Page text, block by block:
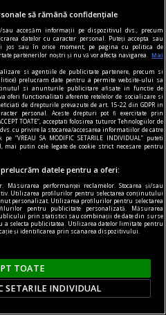
arestat; acum, trebuie
ironică de destinul
înainte cu „semi-
să rămână confidențiale
sau accesăm informații pe dispozitivul dvs., precum
datelor cu caracter personal. Puteți accepta sau
jos sau în orice moment, pe pagina cu politica de
partenerilor noștri și nu vă vor afecta navigarea.
Mai
si agentiile de publicitate partenere, precum si
prelucram date pentru a permite website-ului sa
si anunturile publicitare afisate in functie de
oferi functionalitati aferente retelelor de socializare si
de drepturile prevazute de art. 15-22 din GDPR in
personal. Aceste drepturi pot fi exercitate prin
TOATE”, acceptati folosirea tuturor Tehnologiilor de
cu privire la stocarea/accesarea informatiilor de catre
“VREAU SA MODIFIC SETARILE INDIVIDUAL” puteti
putin cele legate de cookie strict necesare pentru
datele pentru a oferi:
Măsurarea performanței reclamelor. Stocarea și/sau
Utilizarea profilurilor pentru selectarea conținutului
personalizat. Utilizarea profilurilor pentru selectarea
pentru publicitate personalizată. Măsurarea
prin statistici sau combinații de date din surse
a selecta publicitatea. Utilizarea datelor limitate pentru
și identificarea prin scanarea dispozitivului.
TOATE
SETARILE INDIVIDUAL